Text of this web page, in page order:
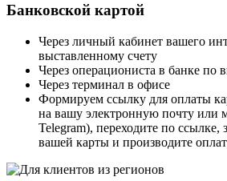
Банковской картой
Через личный кабинет вашего
выставленному счету
Через операциониста в банке по
Через терминал в офисе
Формируем ссылку для оплаты
на вашу электронную почту или
Telegram), переходите по ссылке,
вашей карты и производите